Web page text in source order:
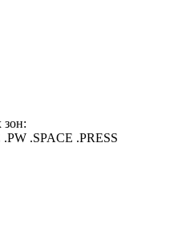
зон:
.PW .SPACE .PRESS